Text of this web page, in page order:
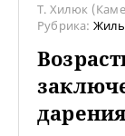
Т. Хилюк
Рубрика: